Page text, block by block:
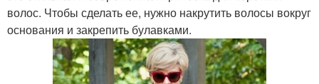
волос. Чтобы сделать ее, нужно накрутить волосы вокруг
основания и закрепить булавками.